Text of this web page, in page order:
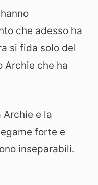
che adesso ha
si fida solo del
Archie che ha
Archie e la
forte e
inseparabili.